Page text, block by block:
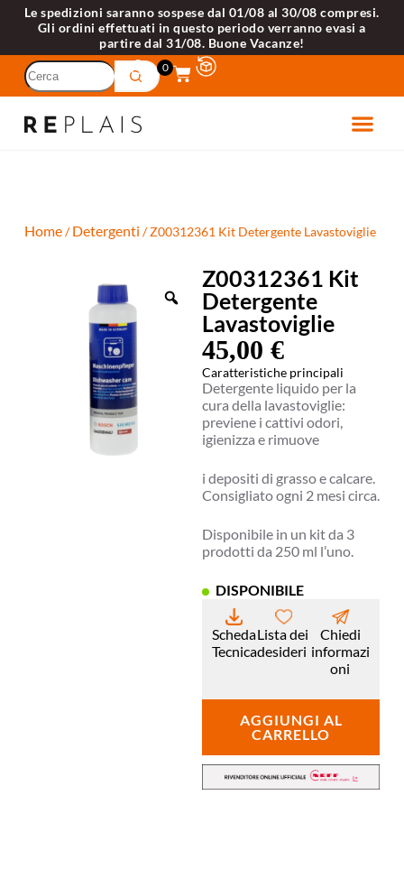
Le spedizioni saranno sospese dal 01/08 al 30/08 compresi.
Gli ordini effettuati in questo periodo verranno evasi a
partire dal 31/08. Buone Vacanze!
0
Home/Detergenti / Z00312361 Kit Detergente Lavastoviglie
Z00312361 Kit
Detergente
Lavastoviglie
45,00 €
Caratteristiche principali
Detergente liquido per la
cura della lavastoviglie:
previene i cattivi odori,
igienizza e rimuove
i depositi di grasso e calcare.
Consigliato ogni 2 mesi circa.
Disponibile in un kit da 3
prodotti da 250 ml l’uno.
DISPONIBILE
Scheda
Tecnica
Lista dei
desideri
Chiedi
informazi
oni
AGGIUNGI AL
CARRELLO